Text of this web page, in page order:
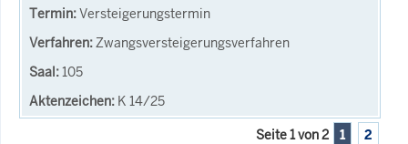
Versteigerungstermin
Zwangsversteigerungsverfahren
105
K 14/25
Seite 1 von 2 1 2